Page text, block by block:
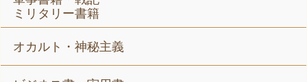
ミリタリー書籍
オカルト・神秘主義